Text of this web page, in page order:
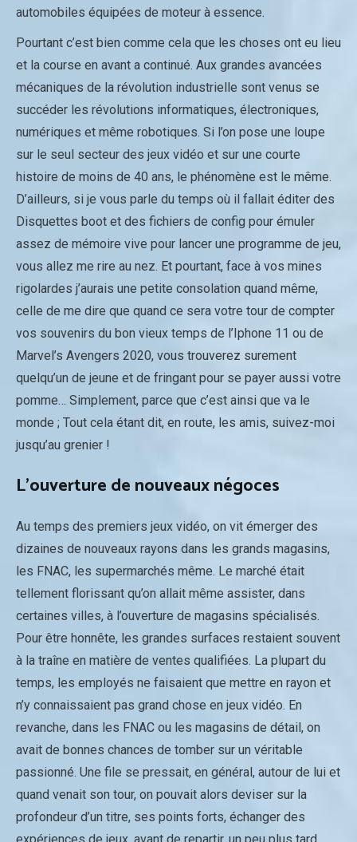
automobiles équipées de moteur à essence.
Pourtant c’est bien comme cela que les choses ont eu lieu
et la course en avant a continué. Aux grandes avancées
mécaniques de la révolution industrielle sont venus se
succéder les révolutions informatiques, électroniques,
numériques et même robotiques. Si l’on pose une loupe
sur le seul secteur des jeux vidéo et sur une courte
histoire de moins de 40 ans, le phénomène est le même.
D’ailleurs, si je vous parle du temps où il fallait éditer des
Disquettes boot et des fichiers de config pour émuler
assez de mémoire vive pour lancer une programme de jeu,
vous allez me rire au nez. Et pourtant, face à vos mines
rigolardes j’aurais une petite consolation quand même,
celle de me dire que quand ce sera votre tour de compter
vos souvenirs du bon vieux temps de l’Iphone 11 ou de
Marvel’s Avengers 2020, vous trouverez surement
quelqu’un de jeune et de fringant pour se payer aussi votre
pomme… Simplement, parce que c’est ainsi que va le
monde ; Tout cela étant dit, en route, les amis, suivez-moi
jusqu’au grenier !
L’ouverture de nouveaux négoces
Au temps des premiers jeux vidéo, on vit émerger des
dizaines de nouveaux rayons dans les grands magasins,
les FNAC, les supermarchés même. Le marché était
tellement florissant qu’on allait même assister, dans
certaines villes, à l’ouverture de magasins spécialisés.
Pour être honnête, les grandes surfaces restaient souvent
à la traîne en matière de ventes qualifiées. La plupart du
temps, les employés ne faisaient que mettre en rayon et
n’y connaissaient pas grand chose en jeux vidéo. En
revanche, dans les FNAC ou les magasins de détail, on
avait de bonnes chances de tomber sur un véritable
passionné. Une file se pressait, en général, autour de lui et
quand venait son tour, on pouvait alors deviser sur la
profondeur d’un titre, ses points forts, échanger des